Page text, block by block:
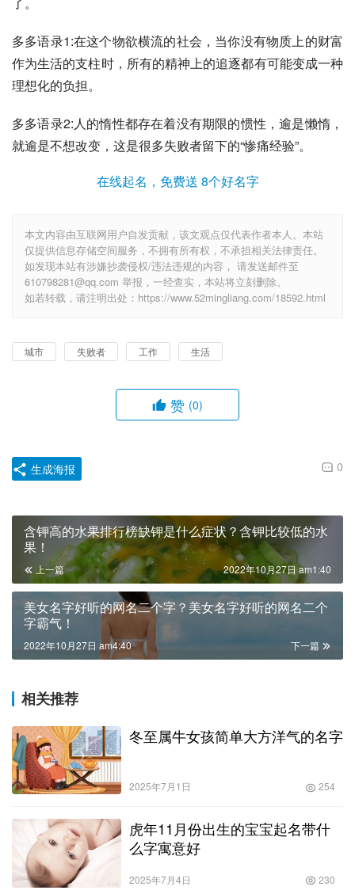
多多语录1:在这个物欲横流的社会，当你没有物质上的财富
作为生活的支柱时，所有的精神上的追逐都有可能变成一种
理想化的负担。
多多语录2:人的惰性都存在着没有期限的惯性，逾是懒惰，
就逾是不想改变，这是很多失败者留下的“惨痛经验”。
在线起名，免费送 8个好名字
本文内容由互联网用户自发贡献，该文观点仅代表作者本人。本站
仅提供信息存储空间服务，不拥有所有权，不承担相关法律责任。
如发现本站有涉嫌抄袭侵权/违法违规的内容， 请发送邮件至
610798281@qq.com 举报，一经查实，本站将立刻删除。
如若转载，请注明出处：https://www.52mingliang.com/18592.html
城市 失败者 工作 生活
赞 (0)
0
生成海报
含钾高的水果排行榜缺钾是什么症状？含钾比较低的水
果！
上一篇 2022年10月27日 am1:40
美女名字好听的网名二个字？美女名字好听的网名二个
字霸气！
下一篇
2022年10月27日 am4:40
相关推荐
冬至属牛女孩简单大方洋气的名字
2025年7月1日 254
虎年11月份出生的宝宝起名带什
么字寓意好
2025年7月4日 230